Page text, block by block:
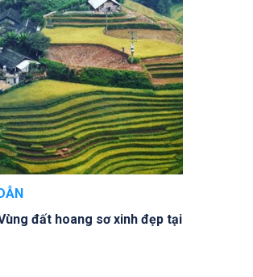
đất hoang sơ xinh đẹp tại